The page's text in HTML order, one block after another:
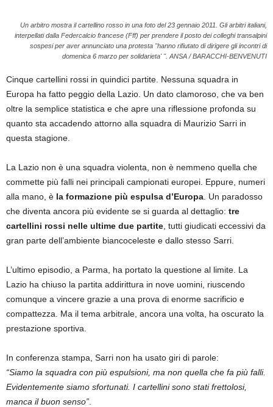
Un arbitro mostra il cartellino rosso in una foto del 23 gennaio 2011. Gli arbitri italiani,
interpellati dalla Federcalcio francese (Fff) per prendere il posto dei colleghi transalpini
sospesi per aver annunciato una protesta ''hanno rifiutato di dirigere gli incontri di
domenica 6 marzo per solidarieta' ''. ANSA / BARACCHI-BENVENUTI
Cinque cartellini rossi in quindici partite. Nessuna squadra in
Europa ha fatto peggio della Lazio. Un dato clamoroso, che va ben
oltre la semplice statistica e che apre una riflessione profonda su
quanto sta accadendo attorno alla squadra di Maurizio Sarri in
questa stagione.
La Lazio non è una squadra violenta, non è nemmeno quella che
commette più falli nei principali campionati europei. Eppure, numeri
alla mano, è la formazione più espulsa d’Europa . Un paradosso
che diventa ancora più evidente se si guarda al dettaglio: tre
cartellini rossi nelle ultime due partite , tutti giudicati eccessivi da
gran parte dell’ambiente biancoceleste e dallo stesso Sarri.
L’ultimo episodio, a Parma, ha portato la questione al limite. La
Lazio ha chiuso la partita addirittura in nove uomini, riuscendo
comunque a vincere grazie a una prova di enorme sacrificio e
compattezza. Ma il tema arbitrale, ancora una volta, ha oscurato la
prestazione sportiva.
In conferenza stampa, Sarri non ha usato giri di parole:
“Siamo la squadra con più espulsioni, ma non quella che fa più falli.
Evidentemente siamo sfortunati. I cartellini sono stati frettolosi,
manca il buon senso”